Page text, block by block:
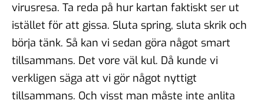
virusresa. Ta reda på hur kartan faktiskt ser ut
istället för att gissa. Sluta spring, sluta skrik och
börja tänk. Så kan vi sedan göra något smart
tillsammans. Det vore väl kul. Då kunde vi
verkligen säga att vi gör något nyttigt
tillsammans. Och visst man måste inte anlita